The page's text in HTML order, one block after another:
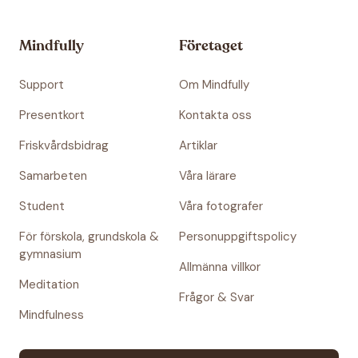
Mindfully
Support
Presentkort
Friskvårdsbidrag
Samarbeten
Student
För förskola, grundskola &
gymnasium
Meditation
Mindfulness
Företaget
Om Mindfully
Kontakta oss
Artiklar
Våra lärare
Våra fotografer
Personuppgiftspolicy
Allmänna villkor
Frågor & Svar